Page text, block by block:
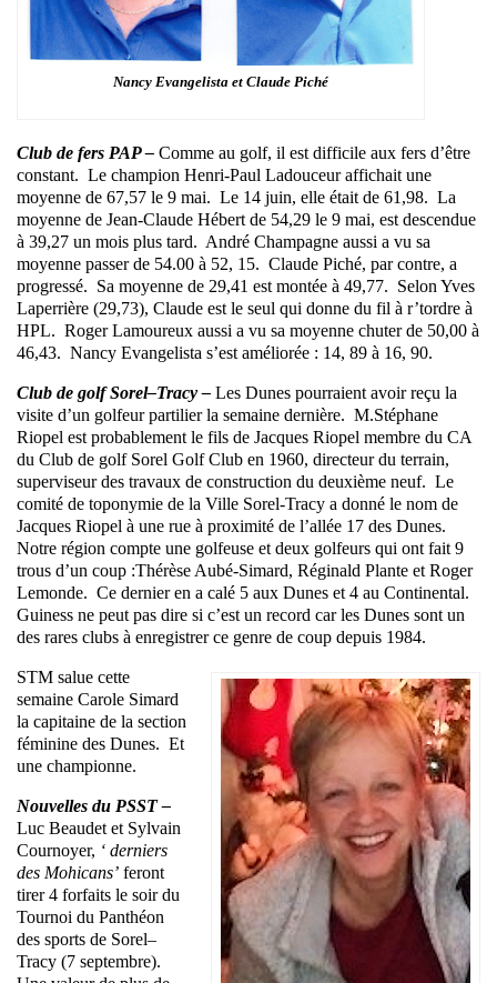
Nancy Evangelista et Claude Piché
Club de fers PAP – Comme au golf, il est difficile aux fers d’être
constant. Le champion Henri-Paul Ladouceur affichait une
moyenne de 67,57 le 9 mai. Le 14 juin, elle était de 61,98. La
moyenne de Jean-Claude Hébert de 54,29 le 9 mai, est descendue
à 39,27 un mois plus tard. André Champagne aussi a vu sa
moyenne passer de 54.00 à 52, 15. Claude Piché, par contre, a
progressé. Sa moyenne de 29,41 est montée à 49,77. Selon Yves
Laperrière (29,73), Claude est le seul qui donne du fil à r’tordre à
HPL. Roger Lamoureux aussi a vu sa moyenne chuter de 50,00 à
46,43. Nancy Evangelista s’est améliorée : 14, 89 à 16, 90.
Club de golf Sorel–Tracy – Les Dunes pourraient avoir reçu la
visite d’un golfeur partilier la semaine dernière. M.Stéphane
Riopel est probablement le fils de Jacques Riopel membre du CA
du Club de golf Sorel Golf Club en 1960, directeur du terrain,
superviseur des travaux de construction du deuxième neuf. Le
comité de toponymie de la Ville Sorel-Tracy a donné le nom de
Jacques Riopel à une rue à proximité de l’allée 17 des Dunes.
Notre région compte une golfeuse et deux golfeurs qui ont fait 9
trous d’un coup :Thérèse Aubé-Simard, Réginald Plante et Roger
Lemonde. Ce dernier en a calé 5 aux Dunes et 4 au Continental.
Guiness ne peut pas dire si c’est un record car les Dunes sont un
des rares clubs à enregistrer ce genre de coup depuis 1984.
STM salue cette
semaine Carole Simard
la capitaine de la section
féminine des Dunes. Et
une championne.
Nouvelles du PSST –
Luc Beaudet et Sylvain
Cournoyer, ‘ derniers
des Mohicans’ feront
tirer 4 forfaits le soir du
Tournoi du Panthéon
des sports de Sorel–
Tracy (7 septembre).